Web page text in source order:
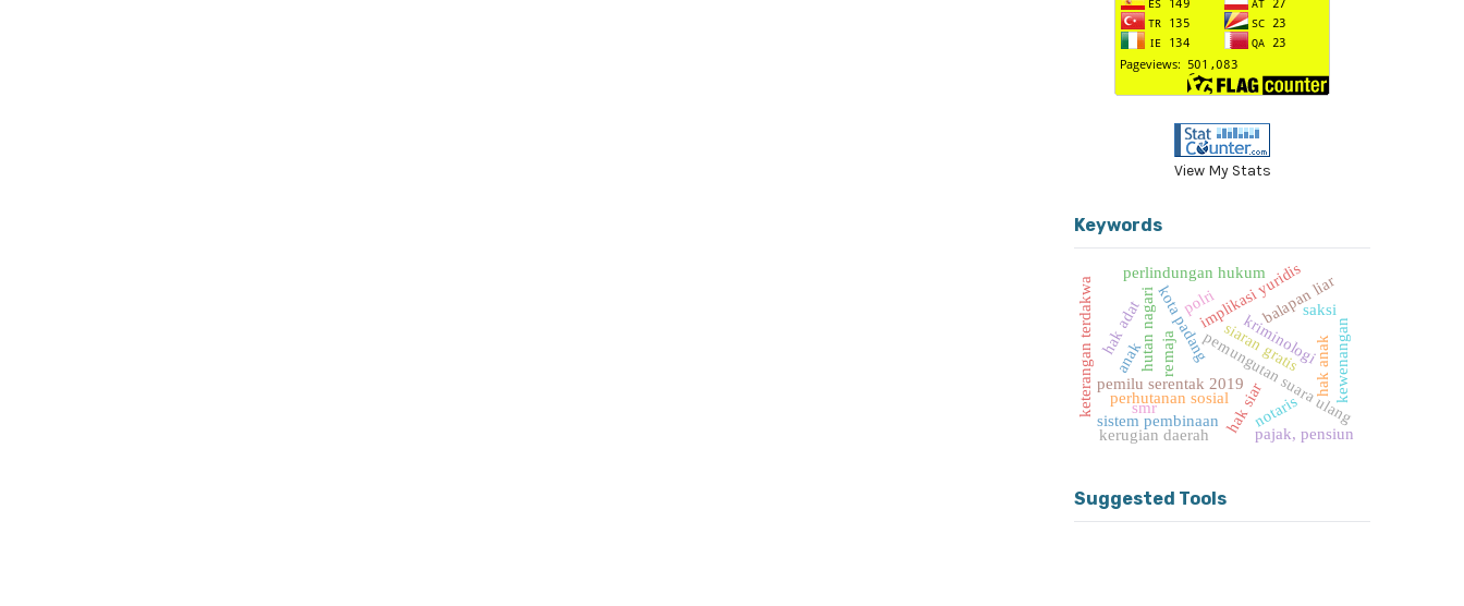
View My Stats
Keywords
pemungutan suara ulang
pemilu serentak 2019
kota padang
hutan nagari
perhutanan sosial
implikasi yuridis
hak siar
siaran gratis
perlindungan hukum
pajak, pensiun
kriminologi
balapan liar
remaja
notaris
saksi
hak anak
hak adat
anak
keterangan terdakwa
sistem pembinaan
smr
kerugian daerah
kewenangan
polri
Suggested Tools